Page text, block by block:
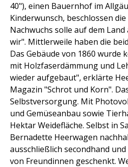
40"), einen Bauernhof im
Kinderwunsch, beschlossen
Nachwuchs solle auf dem
wir". Mittlerweile haben die
Das Gebäude von 1860
mit Holzfaserdämmung und
wieder aufgebaut", erklärte
Magazin "Schrot und Korn".
Selbstversorgung. Mit
und Gemüseanbau sowie
Hektar Weidefläche. Selbst in
Bernadette Heerwagen
ausschließlich secondhand
von Freundinnen geschenkt.